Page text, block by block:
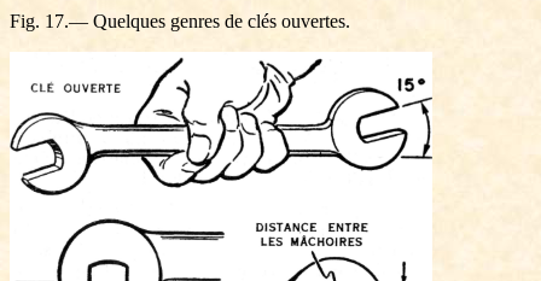
Fig. 17.— Quelques genres de clés ouvertes.